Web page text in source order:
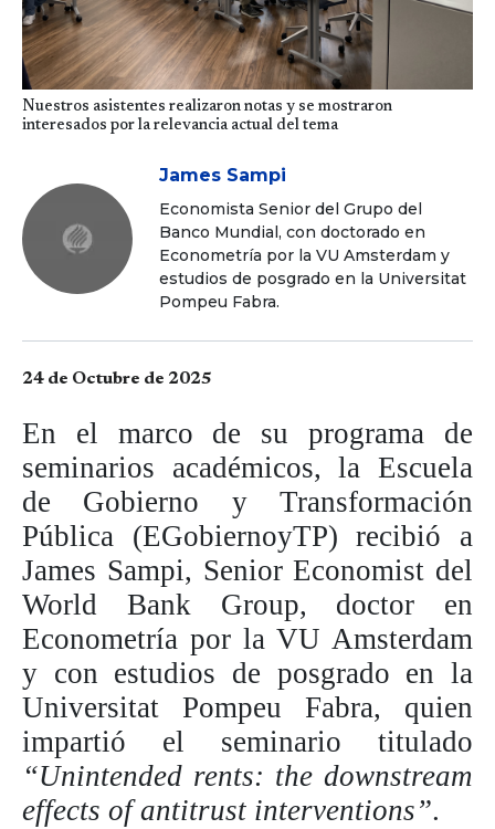
Nuestros asistentes realizaron notas y se mostraron
interesados por la relevancia actual del tema
James Sampi
Economista Senior del Grupo del
Banco Mundial, con doctorado en
Econometría por la VU Amsterdam y
estudios de posgrado en la Universitat
Pompeu Fabra.
24 de Octubre de 2025
En el marco de su programa de
seminarios académicos, la Escuela
de Gobierno y Transformación
Pública (EGobiernoyTP) recibió a
James Sampi, Senior Economist del
World Bank Group, doctor en
Econometría por la VU Amsterdam
y con estudios de posgrado en la
Universitat Pompeu Fabra, quien
impartió el seminario titulado
“Unintended rents: the downstream
effects of antitrust interventions”.